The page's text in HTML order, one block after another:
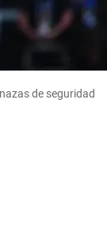
de seguridad